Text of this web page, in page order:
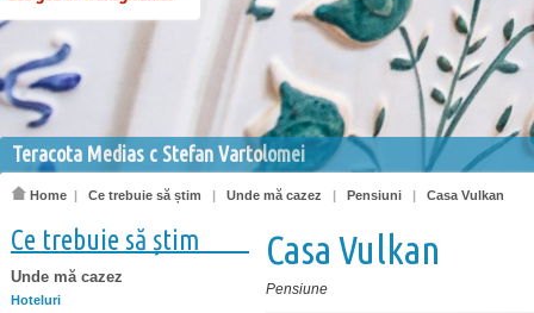
Teracota Medias c Stefan Vartolomei
Home | Ce trebuie să știm | Unde mă cazez | Pensiuni | Casa Vulkan
Ce trebuie să știm
Unde mă cazez
Hoteluri
Casa Vulkan
Pensiune